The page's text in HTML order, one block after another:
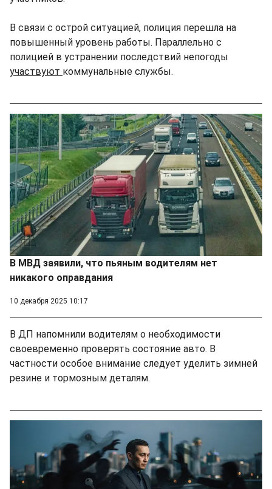
В связи с острой ситуацией, полиция перешла на
повышенный уровень работы. Параллельно с
полицией в устранении последствий непогоды
участвуют коммунальные службы.
В МВД заявили, что пьяным водителям нет
никакого оправдания
10 декабря 2025 10:17
В ДП напомнили водителям о необходимости
своевременно проверять состояние авто. В
частности особое внимание следует уделить зимней
резине и тормозным деталям.